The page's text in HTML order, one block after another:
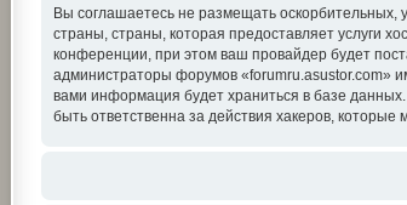
Вы соглашаетесь не размещать оскорбительных,
страны, страны, которая предоставляет услуги
конференции, при этом ваш провайдер будет
администраторы форумов «forumru.asustor.com»
вами информация будет храниться в базе
быть ответственна за действия хакеров, которые